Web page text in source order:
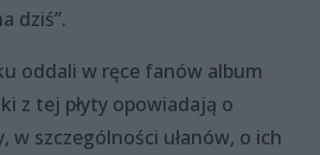
dziś”.
oddali w ręce fanów album
z tej płyty opowiadają o
w szczególności ułanów, o ich